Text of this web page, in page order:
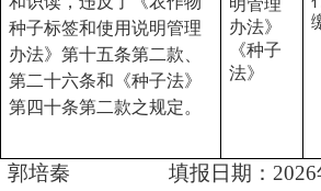
种子标签和使用说明管理
办法》第十五条第二款、
第二十六条和《种子法》
第四十条第二款之规定。
明管理
办法》
《种子
法》
郭培秦 填报日期： 2026